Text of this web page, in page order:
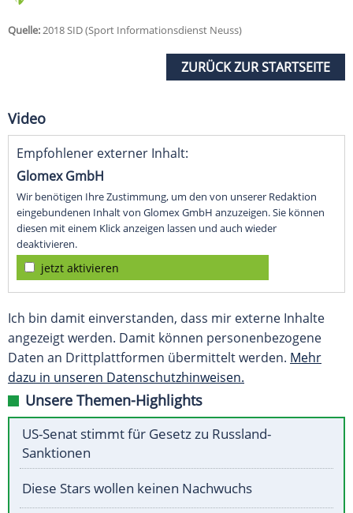
Quelle:2018 SID (Sport Informationsdienst Neuss)
ZURÜCK ZUR STARTSEITE
Video
Empfohlener externer Inhalt:
Glomex GmbH
Wir benötigen Ihre Zustimmung, um den von unserer Redaktion
eingebundenen Inhalt von Glomex GmbH anzuzeigen. Sie können
diesen mit einem Klick anzeigen lassen und auch wieder
deaktivieren.
jetzt aktivieren
Ich bin damit einverstanden, dass mir externe Inhalte
angezeigt werden. Damit können personenbezogene
Daten an Drittplattformen übermittelt werden. Mehr
dazu in unseren Datenschutzhinweisen.
Unsere Themen-Highlights
US-Senat stimmt für Gesetz zu Russland-
Sanktionen
Diese Stars wollen keinen Nachwuchs